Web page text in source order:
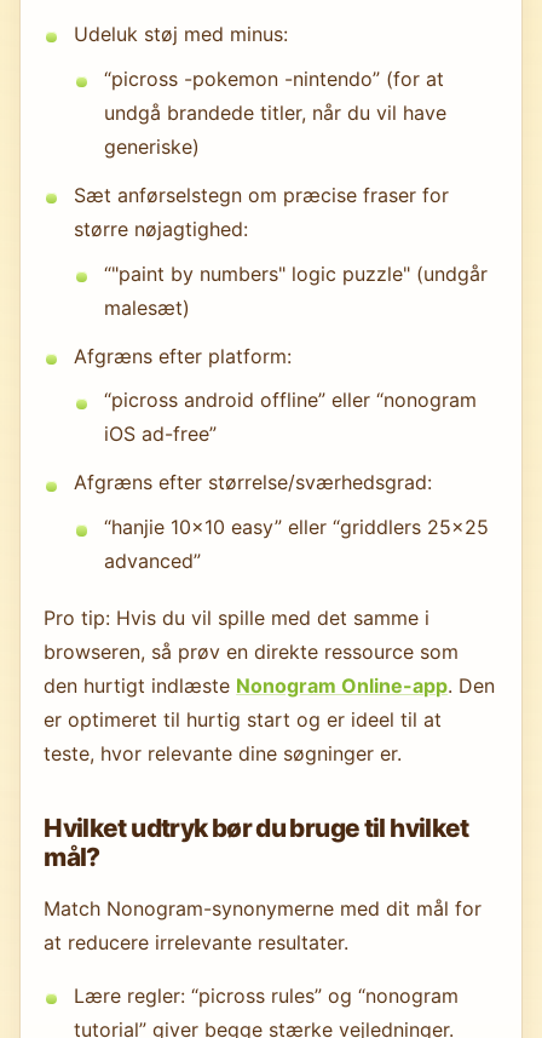
Udeluk støj med minus:
“picross -pokemon -nintendo” (for at
undgå brandede titler, når du vil have
generiske)
Sæt anførselstegn om præcise fraser for
større nøjagtighed:
“"paint by numbers" logic puzzle" (undgår
malesæt)
Afgræns efter platform:
“picross android offline” eller “nonogram
iOS ad-free”
Afgræns efter størrelse/sværhedsgrad:
“hanjie 10x10 easy” eller “griddlers 25x25
advanced”
Pro tip: Hvis du vil spille med det samme i
browseren, så prøv en direkte ressource som
den hurtigt indlæste Nonogram Online-app. Den
er optimeret til hurtig start og er ideel til at
teste, hvor relevante dine søgninger er.
Hvilket udtryk bør du bruge til hvilket
mål?
Match Nonogram-synonymerne med dit mål for
at reducere irrelevante resultater.
Lære regler: “picross rules” og “nonogram
tutorial” giver begge stærke vejledninger.